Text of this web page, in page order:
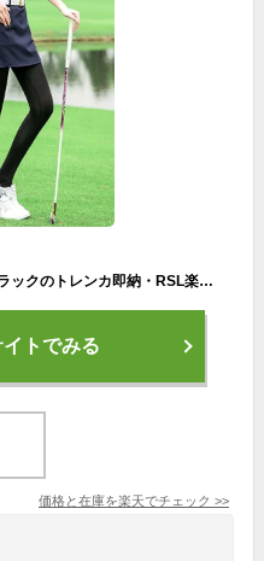
【10％OFFクーポン発行中！】【ブラックのトレンカ即納・RSL楽天倉庫】ゴルフ レギンス レディース 夏 uvカット レギンス ゴルフ 冷感 トレンカ レディース 夏 レギンス ゴルフ トレンカ 速乾 冷感 トレンカ ゴルフウェア 紫外線対策 テニスウェア 日焼け止め
トでみる
価格と在庫を楽天でチェック >>